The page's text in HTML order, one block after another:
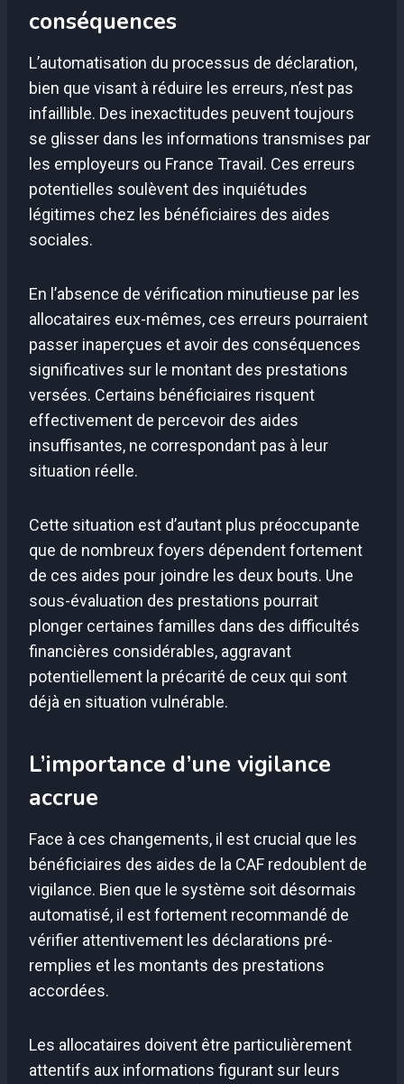
conséquences
L’automatisation du processus de déclaration,
bien que visant à réduire les erreurs, n’est pas
infaillible. Des inexactitudes peuvent toujours
se glisser dans les informations transmises par
les employeurs ou France Travail. Ces erreurs
potentielles soulèvent des inquiétudes
légitimes chez les bénéficiaires des aides
sociales.
En l’absence de vérification minutieuse par les
allocataires eux-mêmes, ces erreurs pourraient
passer inaperçues et avoir des conséquences
significatives sur le montant des prestations
versées. Certains bénéficiaires risquent
effectivement de percevoir des aides
insuffisantes, ne correspondant pas à leur
situation réelle.
Cette situation est d’autant plus préoccupante
que de nombreux foyers dépendent fortement
de ces aides pour joindre les deux bouts. Une
sous-évaluation des prestations pourrait
plonger certaines familles dans des difficultés
financières considérables, aggravant
potentiellement la précarité de ceux qui sont
déjà en situation vulnérable.
L’importance d’une vigilance
accrue
Face à ces changements, il est crucial que les
bénéficiaires des aides de la CAF redoublent de
vigilance. Bien que le système soit désormais
automatisé, il est fortement recommandé de
vérifier attentivement les déclarations pré-
remplies et les montants des prestations
accordées.
Les allocataires doivent être particulièrement
attentifs aux informations figurant sur leurs